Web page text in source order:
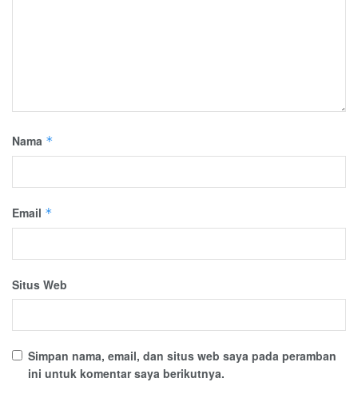
Nama *
Email *
Situs Web
Simpan nama, email, dan situs web saya pada peramban
ini untuk komentar saya berikutnya.